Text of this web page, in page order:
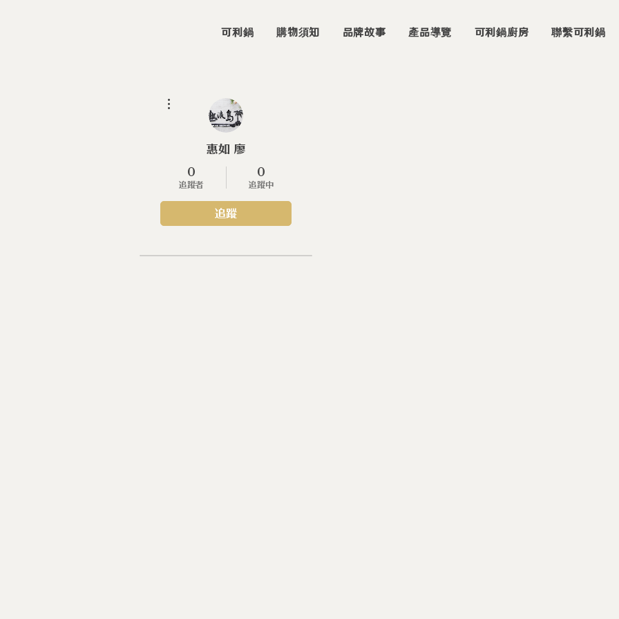
可利鍋 購物須知 品牌故事 產品導覽 可利鍋廚房 聯繫可利鍋
惠如 廖
0
追蹤者
0
追蹤中
追蹤